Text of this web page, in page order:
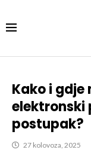
Kako i
elektronski
postupak?
27 kolovoza, 2025